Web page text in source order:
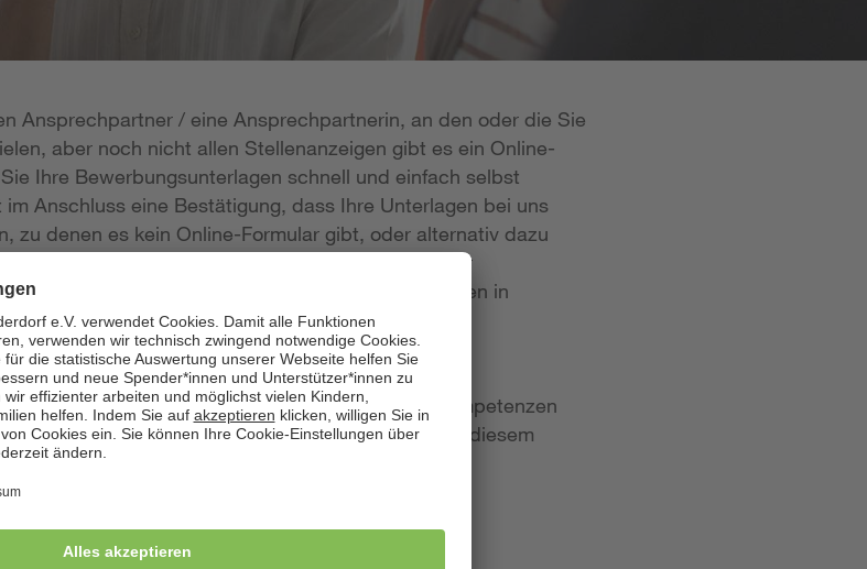
Ansprechpartner / eine Ansprechpartnerin, an den oder die Sie
aber noch nicht allen Stellenanzeigen gibt es ein Online-
Ihre Bewerbungsunterlagen schnell und einfach selbst
Anschluss eine Bestätigung, dass Ihre Unterlagen bei uns
zu denen es kein Online-Formular gibt, oder alternativ dazu
zukommen lassen; die E-Mail-Adresse ist in der
Natürlich nehmen wir weiterhin auch Bewerbungen in
von Ihrer Person, Ihren Fähigkeiten und Kompetenzen
auf aussagekräftige Bewerbungsunterlagen. Aus diesem
abzusehen.
umfassen: